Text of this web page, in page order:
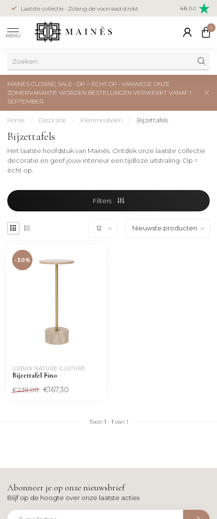
Laatste collectie • Zolang de voorraad strekt Veilig
creditcard
4.6 /5.0
MENU
0
MAINÈS CLOSING SALE • OP = ÉCHT OP • VANWEGE ONZE
ZOMERVAKANTIE WORDEN BESTELLINGEN VERWERKT VANAF 1
SEPTEMBER
Home / Decoratie / Kleinmeubelen / Bijzettafels
Bijzettafels
Het laatste hoofdstuk van Mainès. Ontdek onze laatste collectie
decoratie en geef jouw interieur een tijdloze uitstraling. Op =
écht op.
Filters
-30%
URBAN NATURE CULTURE
Bijzettafel Fino
€239,00 €167,30
Toon 1 - 1 van 1
Abonneer je op onze nieuwsbrief
Blijf op de hoogte over onze laatste acties